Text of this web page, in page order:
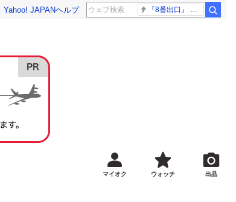
Yahoo! JAPANヘルプ 『8番出口』 金ロー
マイオク ウォッチ 出品